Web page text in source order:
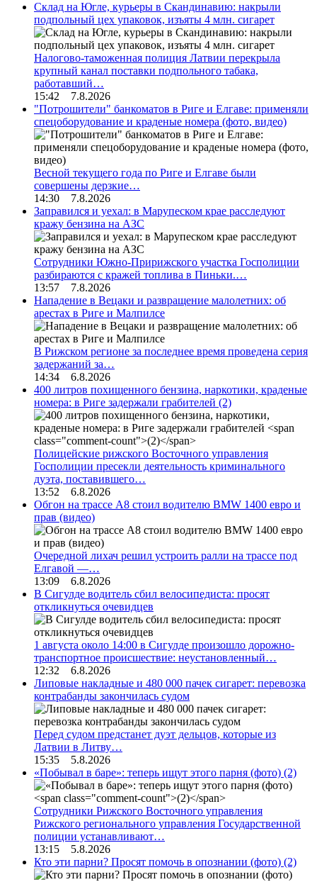
Склад на Югле, курьеры в Скандинавию: накрыли
подпольный цех упаковок, изъяты 4 млн. сигарет
Налогово-таможенная полиция Латвии перекрыла
крупный канал поставки подпольного табака,
работавший…
15:42 7.8.2026
"Потрошители" банкоматов в Риге и Елгаве: применяли
спецоборудование и краденые номера (фото, видео)
Весной текущего года по Риге и Елгаве были
совершены дерзкие…
14:30 7.8.2026
Заправился и уехал: в Марупеском крае расследуют
кражу бензина на АЗС
Сотрудники Южно-Пририжского участка Госполиции
разбираются с кражей топлива в Пиньки.…
13:57 7.8.2026
Нападение в Вецаки и развращение малолетних: об
арестах в Риге и Малпилсе
В Рижском регионе за последнее время проведена серия
задержаний за…
14:34 6.8.2026
400 литров похищенного бензина, наркотики, краденые
номера: в Риге задержали грабителей (2)
Полицейские рижского Восточного управления
Госполиции пресекли деятельность криминального
дуэта, поставившего…
13:52 6.8.2026
Обгон на трассе А8 стоил водителю BMW 1400 евро и
прав (видео)
Очередной лихач решил устроить ралли на трассе под
Елгавой —…
13:09 6.8.2026
В Сигулде водитель сбил велосипедиста: просят
откликнуться очевидцев
1 августа около 14:00 в Сигулде произошло дорожно-
транспортное происшествие: неустановленный…
12:32 6.8.2026
Липовые накладные и 480 000 пачек сигарет: перевозка
контрабанды закончилась судом
Перед судом предстанет дуэт дельцов, которые из
Латвии в Литву…
15:35 5.8.2026
«Побывал в баре»: теперь ищут этого парня (фото) (2)
Сотрудники Рижского Восточного управления
Рижского регионального управления Государственной
полиции устанавливают…
13:15 5.8.2026
Кто эти парни? Просят помочь в опознании (фото) (2)